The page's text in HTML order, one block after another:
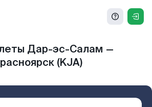
Дар-эс-Салам —
(KJA)